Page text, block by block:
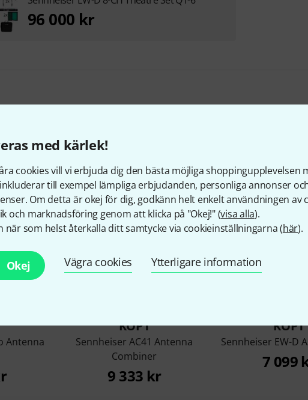
med kärlek!
cookies vill vi erbjuda dig den bästa möjliga shoppingupplevelsen
till exempel lämpliga erbjudanden, personliga annonser
Om detta är okej för dig, godkänn helt enkelt användningen av
och marknadsföring genom att klicka på "Okej!" (visa alla).
när som helst återkalla ditt samtycke via cookieinställningarna (här).
Okej Vägra cookies Ytterligare information
96 000 kr
som tittade på denna
Antenna
KÖPT
Sennheiser AC41 Antenna
Combiner
9 333 kr
KÖPT
Sennheiser EW-D
7 099